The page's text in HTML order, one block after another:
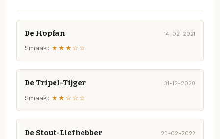
De Hopfan 14-02-2021
Smaak: ★★★☆☆
De Tripel-Tijger 31-12-2020
Smaak: ★★☆☆☆
De Stout-Liefhebber 20-02-2022